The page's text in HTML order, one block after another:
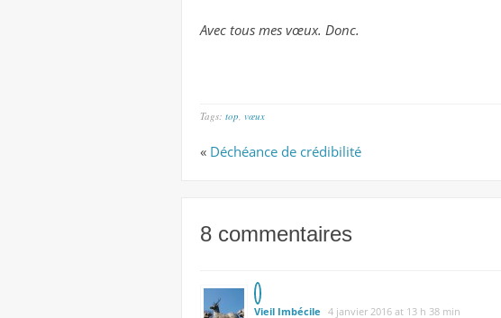
Avec tous mes vœux. Donc.
Tags: top vœux
« Déchéance de crédibilité
8 commentaires
Vieil Imbécile 4 janvier 2016 at 13 h 38 min